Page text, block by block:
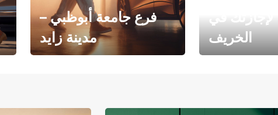
فرع جامعة أبوظبي –
مدينة زايد
الخريف